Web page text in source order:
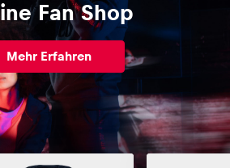
Fan Shop
Mehr Erfahren